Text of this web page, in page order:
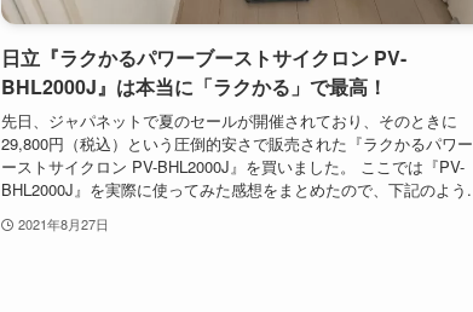
日立『ラクかるパワーブーストサイクロン PV-
BHL2000J』は本当に「ラクかる」で最高！
先日、ジャパネットで夏のセールが開催されており、そのときに
29,800円（税込）という圧倒的安さで販売された『ラクかるパワ
ーストサイクロン PV-BHL2000J』を買いました。 ここでは『PV-
BHL2000J』を実際に使ってみた感想をまとめたので、下記のよう
2021年8月27日